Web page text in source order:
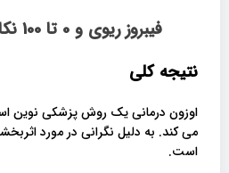
فیبروز ریوی و 0 تا 100 نکات آن
نتیجه کلی
اوزون درمانی یک روش پزشکی نوین
می کند. به دلیل نگرانی در مورد
است.